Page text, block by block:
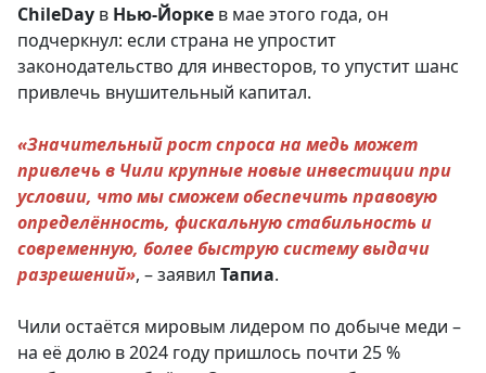
ChileDay в Нью-Йорке в мае этого года, он
подчеркнул: если страна не упростит
законодательство для инвесторов, то упустит шанс
привлечь внушительный капитал.
«Значительный рост спроса на медь может
привлечь в Чили крупные новые инвестиции при
условии, что мы сможем обеспечить правовую
определённость, фискальную стабильность и
современную, более быструю систему выдачи
разрешений», – заявил Тапиа.
Чили остаётся мировым лидером по добыче меди –
на её долю в 2024 году пришлось почти 25 %